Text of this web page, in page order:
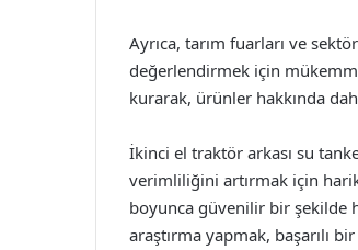
Ayrıca, tarım fuarları ve
değerlendirmek için
kurarak, ürünler hakkında
İkinci el traktör arkası su
verimliliğini artırmak için
boyunca güvenilir bir şekilde
araştırma yapmak, başarılı bir